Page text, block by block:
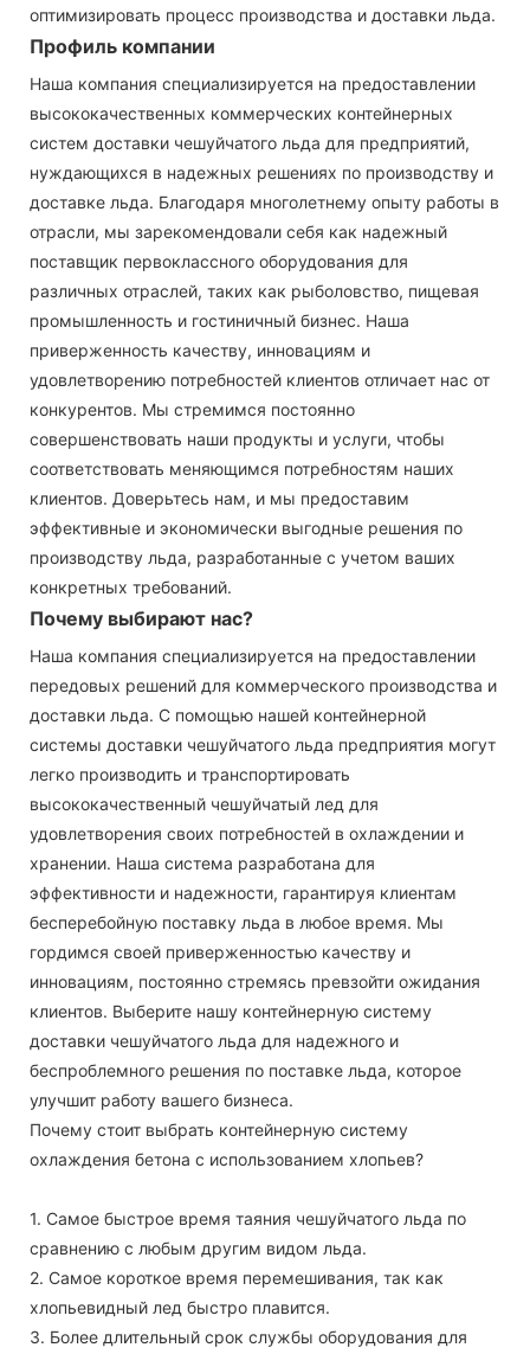
оптимизировать процесс производства и доставки льда.
Профиль компании
Наша компания специализируется на предоставлении
высококачественных коммерческих контейнерных
систем доставки чешуйчатого льда для предприятий,
нуждающихся в надежных решениях по производству и
доставке льда. Благодаря многолетнему опыту работы в
отрасли, мы зарекомендовали себя как надежный
поставщик первоклассного оборудования для
различных отраслей, таких как рыболовство, пищевая
промышленность и гостиничный бизнес. Наша
приверженность качеству, инновациям и
удовлетворению потребностей клиентов отличает нас от
конкурентов. Мы стремимся постоянно
совершенствовать наши продукты и услуги, чтобы
соответствовать меняющимся потребностям наших
клиентов. Доверьтесь нам, и мы предоставим
эффективные и экономически выгодные решения по
производству льда, разработанные с учетом ваших
конкретных требований.
Почему выбирают нас?
Наша компания специализируется на предоставлении
передовых решений для коммерческого производства и
доставки льда. С помощью нашей контейнерной
системы доставки чешуйчатого льда предприятия могут
легко производить и транспортировать
высококачественный чешуйчатый лед для
удовлетворения своих потребностей в охлаждении и
хранении. Наша система разработана для
эффективности и надежности, гарантируя клиентам
бесперебойную поставку льда в любое время. Мы
гордимся своей приверженностью качеству и
инновациям, постоянно стремясь превзойти ожидания
клиентов. Выберите нашу контейнерную систему
доставки чешуйчатого льда для надежного и
беспроблемного решения по поставке льда, которое
улучшит работу вашего бизнеса.
Почему стоит выбрать контейнерную систему
охлаждения бетона с использованием хлопьев?
1. Самое быстрое время таяния чешуйчатого льда по
сравнению с любым другим видом льда.
2. Самое короткое время перемешивания, так как
хлопьевидный лед быстро плавится.
3. Более длительный срок службы оборудования для